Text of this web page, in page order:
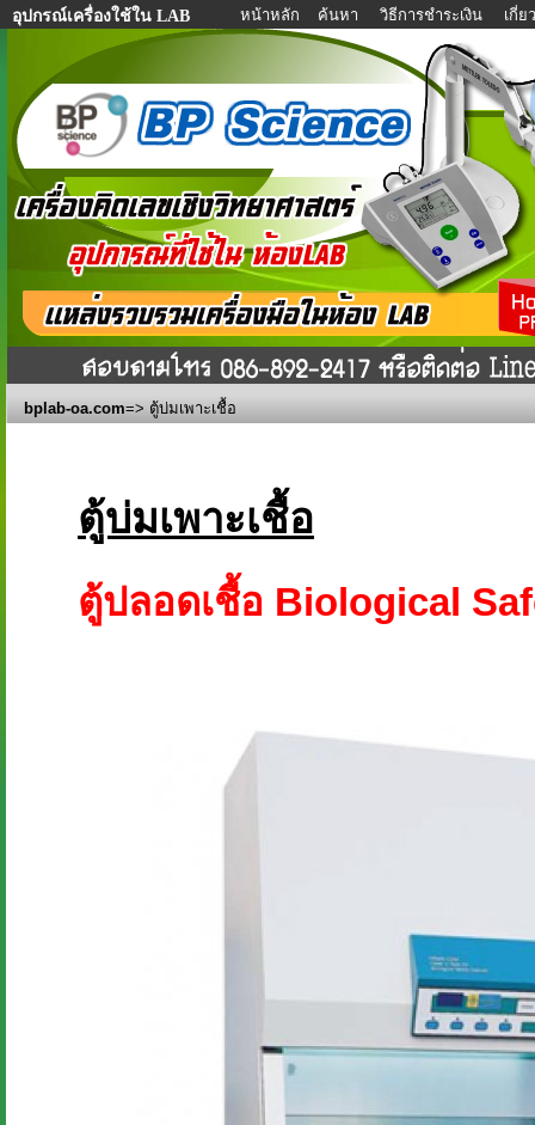
อุปกรณ์เครื่องใช้ใน LAB หน้าหลัก ค้นหา วิธีการชำระเงิน เกี่ย
bplab-oa.com=> ตู้บ่มเพาะเชื้อ
ตู้บ่มเพาะเชื้อ
ตู้ปลอดเชื้อ Biological